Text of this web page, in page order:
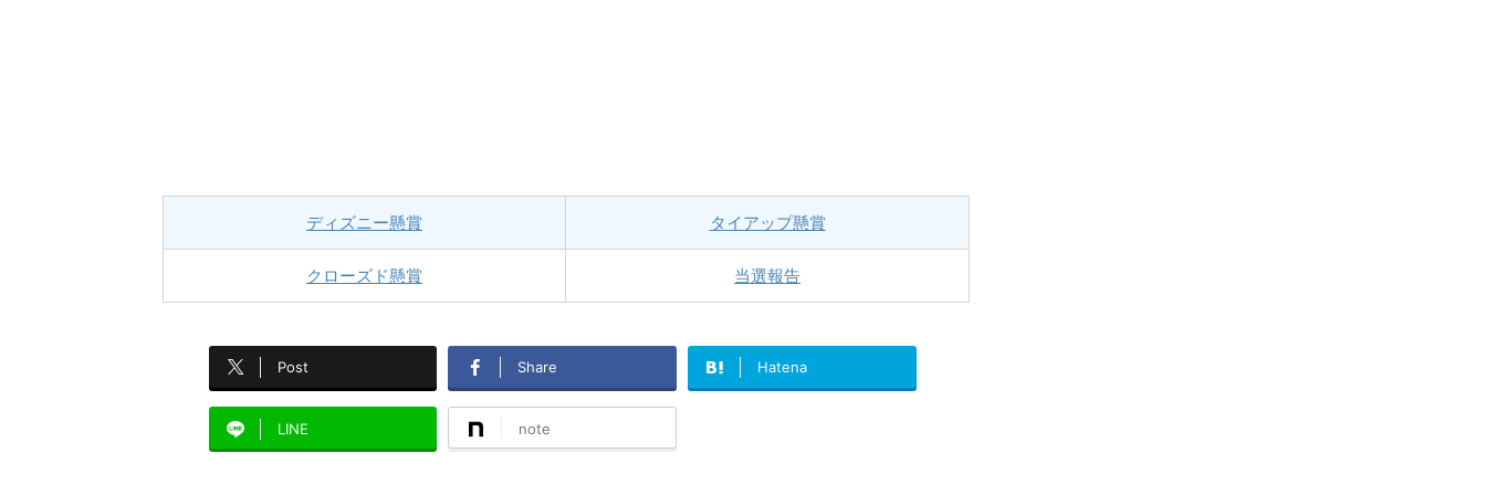
ディズニー懸賞 タイアップ懸賞
クローズド懸賞 当選報告
Post Share Hatena
LINE note